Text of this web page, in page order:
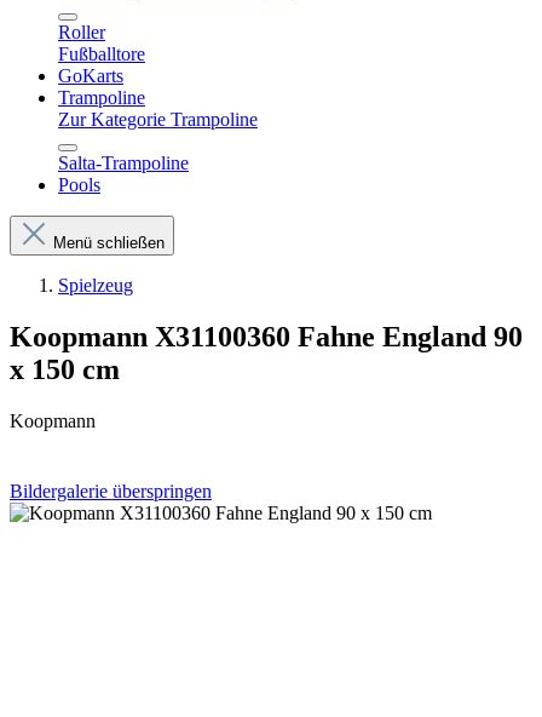
Roller
Fußballtore
GoKarts
Trampoline
Zur Kategorie Trampoline
Salta-Trampoline
Pools
Menü schließen
Spielzeug
Koopmann X31100360 Fahne England 90
x 150 cm
Koopmann
Bildergalerie überspringen